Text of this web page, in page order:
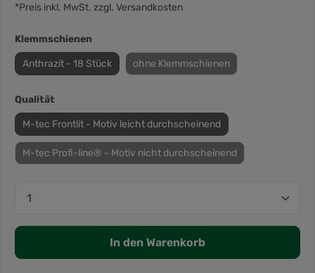
*Preis inkl. MwSt. zzgl. Versandkosten
Klemmschienen
Anthrazit - 18 Stück ohne Klemmschienen
Qualität
M-tec Frontlit - Motiv leicht durchscheinend
M-tec Profi-line® - Motiv nicht durchscheinend
In den Warenkorb